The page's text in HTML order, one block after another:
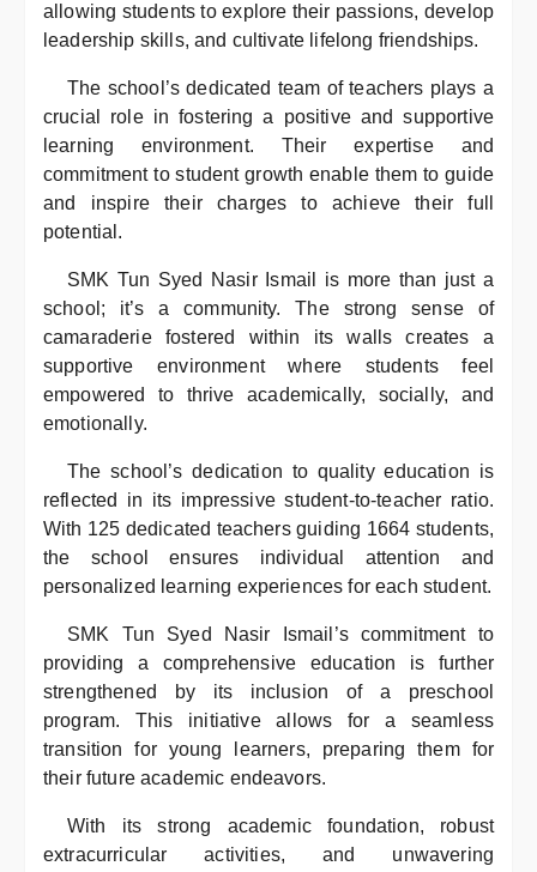
allowing students to explore their passions, develop
leadership skills, and cultivate lifelong friendships.
The school’s dedicated team of teachers plays a
crucial role in fostering a positive and supportive
learning environment. Their expertise and
commitment to student growth enable them to guide
and inspire their charges to achieve their full
potential.
SMK Tun Syed Nasir Ismail is more than just a
school; it’s a community. The strong sense of
camaraderie fostered within its walls creates a
supportive environment where students feel
empowered to thrive academically, socially, and
emotionally.
The school’s dedication to quality education is
reflected in its impressive student-to-teacher ratio.
With 125 dedicated teachers guiding 1664 students,
the school ensures individual attention and
personalized learning experiences for each student.
SMK Tun Syed Nasir Ismail’s commitment to
providing a comprehensive education is further
strengthened by its inclusion of a preschool
program. This initiative allows for a seamless
transition for young learners, preparing them for
their future academic endeavors.
With its strong academic foundation, robust
extracurricular activities, and unwavering